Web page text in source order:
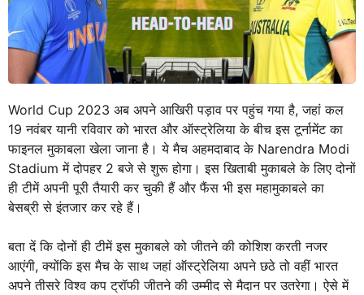
World Cup 2023 अब अपने आखिरी पड़ाव पर पहुंच गया है, जहां कल
19 नवंबर यानी रविवार को भारत और ऑस्ट्रेलिया के बीच इस टूर्नामेंट का
फाइनल मुकाबला खेला जाना है। ये मैच अहमदाबाद के Narendra Modi
Stadium में दोपहर 2 बजे से शुरू होगा। इस खिताबी मुकाबले के लिए दोनों
ही टीमें अपनी पूरी तैयारी कर चुकी हैं और फैंस भी इस महामुकाबले का
बेसब्री से इंतजार कर रहे हैं।
बता दें कि दोनों ही टीमें इस मुकाबले को जीतने की कोशिश करती नजर
आएंगी, क्योंकि इस मैच के साथ जहां ऑस्ट्रेलिया अपने छठे तो वहीं भारत
अपने तीसरे विश्व कप ट्रॉफी जीतने की उम्मीद से मैदान पर उतरेगा। ऐसे में